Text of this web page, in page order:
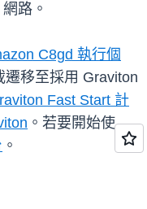
路。
C8gd 執行個
遷移至採用 Graviton
Fast Start 計
。若要開始使
。